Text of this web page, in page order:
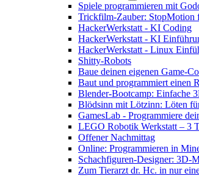
Spiele programmieren mit
Trickfilm-Zauber: StopMotion
HackerWerkstatt - KI Coding
HackerWerkstatt - KI
HackerWerkstatt - Linux
Shitty-Robots
Baue deinen eigenen Game-
Baut und programmiert einen
Blender-Bootcamp: Einfache
Blödsinn mit Lötzinn: Löten
GamesLab - Programmiere
LEGO Robotik Werkstatt – 3
Offener Nachmittag
Online: Programmieren in
Schachfiguren-Designer: 3D-
Zum Tierarzt dr. Hc. in nur